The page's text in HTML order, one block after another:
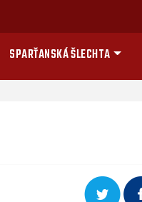
SPARŤANSKÁ ŠLECHTA